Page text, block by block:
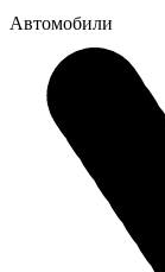
Автомобили